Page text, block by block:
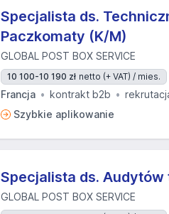
Specjalista ds.
Paczkomaty (K/M)
GLOBAL POST BOX SERVICE
10 100-10 190 zł netto (+ VAT) / mies.
Francja kontrakt b2b
Szybkie aplikowanie
Specjalista ds.
GLOBAL POST BOX SERVICE